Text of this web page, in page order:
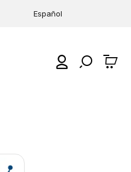
Español